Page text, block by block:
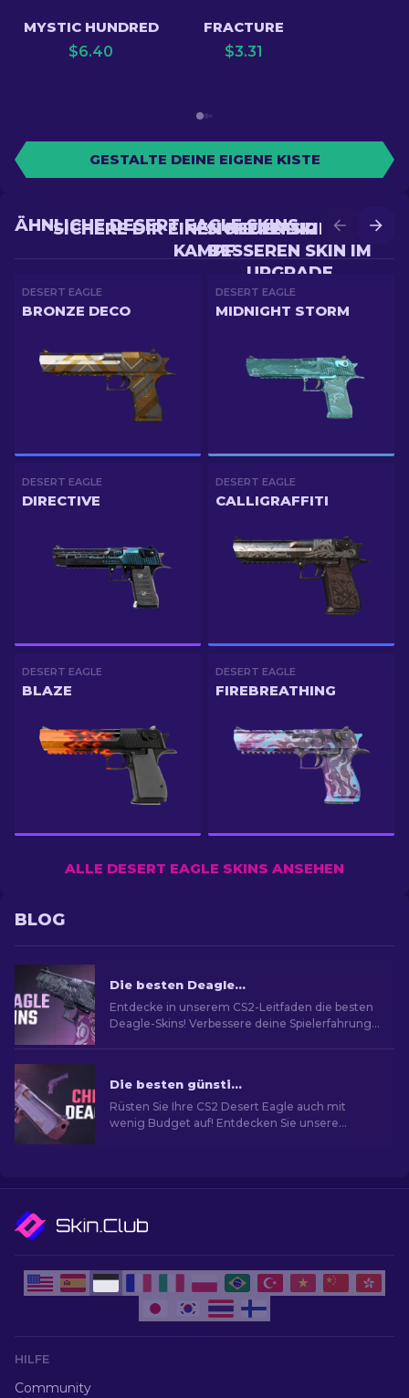
MYSTIC HUNDRED
$6.40
FRACTURE
$3.31
GESTALTE DEINE EIGENE KISTE
SICHERE DIR EINEN
BESSEREN SKIN IM
UPGRADE
SICHERE DIR EINEN NEUEN SKIN IM
KAMPF
ÄHNLICHE DESERT EAGLE SKINS
DESERT EAGLE
BRONZE DECO
DESERT EAGLE
MIDNIGHT STORM
DESERT EAGLE
DIRECTIVE
DESERT EAGLE
CALLIGRAFFITI
DESERT EAGLE
BLAZE
DESERT EAGLE
FIREBREATHING
ALLE DESERT EAGLE SKINS ANSEHEN
BLOG
Die besten Deagle-Skins in CS2 [2026]
Entdecke in unserem CS2-Leitfaden die besten
Deagle-Skins! Verbessere deine Spielerfahrung,
Die besten günstigen Desert Eagle Skins im CS2
Rüsten Sie Ihre CS2 Desert Eagle auch mit
wenig Budget auf! Entdecken Sie unsere
HILFE
Community